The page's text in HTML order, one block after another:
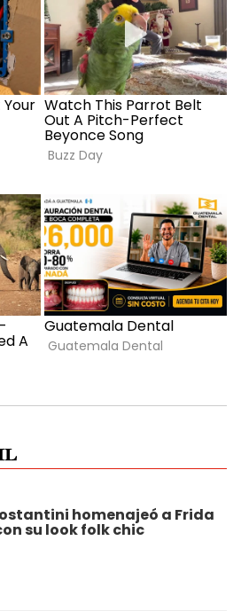
homenajeó a Frida
su look folk chic